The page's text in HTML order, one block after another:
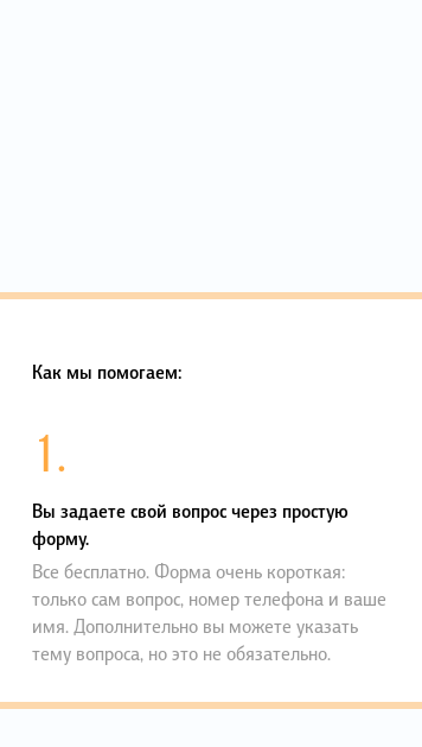
Как мы помогаем:
1.
Вы задаете свой вопрос через простую
форму.
Все бесплатно. Форма очень короткая:
только сам вопрос, номер телефона и ваше
имя. Дополнительно вы можете указать
тему вопроса, но это не обязательно.